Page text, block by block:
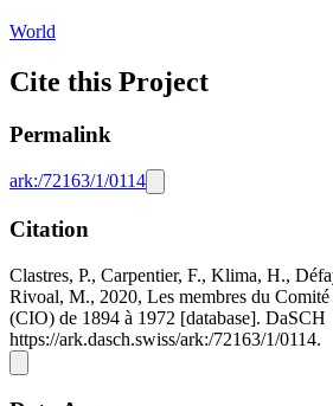
World
Cite this Project
Permalink
ark:/72163/1/0114
Citation
Clastres, P., Carpentier, F., Klima, H.,
Rivoal, M., 2020, Les membres du
(CIO) de 1894 à 1972 [database]. DaSCH
https://ark.dasch.swiss/ark:/72163/1/0114.